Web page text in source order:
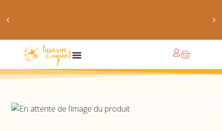
obtiens 20% de réduction sur ton prochain achat de